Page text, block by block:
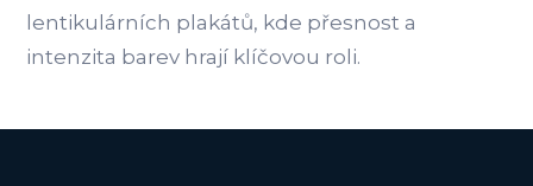
lentikulárních plakátů, kde přesnost a
intenzita barev hrají klíčovou roli.